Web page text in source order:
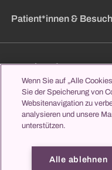
Patient*innen &
Zuweisende
Jobs & Karriere
Lernen & Studieren
Wenn Sie auf „Alle
Sie der Speicherung von
Websitenavigation zu
analysieren und unsere
unterstützen.
Alle ablehnen